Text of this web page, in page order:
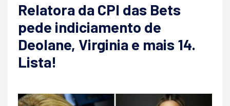
Relatora da CPI das Bets
pede indiciamento de
Deolane, Virginia e mais 14.
Lista!